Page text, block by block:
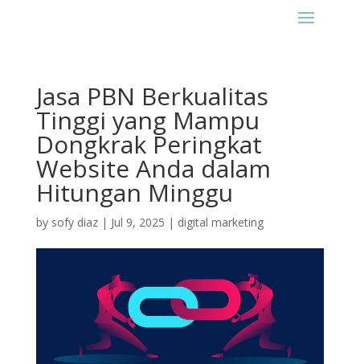
Jasa PBN Berkualitas
Tinggi yang Mampu
Dongkrak Peringkat
Website Anda dalam
Hitungan Minggu
by sofy diaz| Jul 9, 2025 | digital marketing